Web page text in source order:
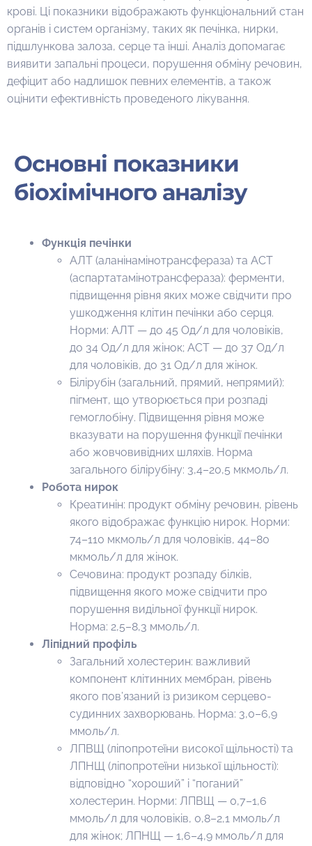
крові. Ці показники відображають функціональний стан
органів і систем організму, таких як печінка, нирки,
підшлункова залоза, серце та інші. Аналіз допомагає
виявити запальні процеси, порушення обміну речовин,
дефіцит або надлишок певних елементів, а також
оцінити ефективність проведеного лікування.
Основні показники
біохімічного аналізу
Функція печінки
АЛТ (аланінамінотрансфераза) та АСТ
(аспартатамінотрансфераза): ферменти,
підвищення рівня яких може свідчити про
ушкодження клітин печінки або серця.
Норми: АЛТ — до 45 Од/л для чоловіків,
до 34 Од/л для жінок; АСТ — до 37 Од/л
для чоловіків, до 31 Од/л для жінок.
Білірубін (загальний, прямий, непрямий):
пігмент, що утворюється при розпаді
гемоглобіну. Підвищення рівня може
вказувати на порушення функції печінки
або жовчовивідних шляхів. Норма
загального білірубіну: 3,4–20,5 мкмоль/л.
Робота нирок
Креатинін: продукт обміну речовин, рівень
якого відображає функцію нирок. Норми:
74–110 мкмоль/л для чоловіків, 44–80
мкмоль/л для жінок.
Сечовина: продукт розпаду білків,
підвищення якого може свідчити про
порушення видільної функції нирок.
Норма: 2,5–8,3 ммоль/л.
Ліпідний профіль
Загальний холестерин: важливий
компонент клітинних мембран, рівень
якого пов’язаний із ризиком серцево-
судинних захворювань. Норма: 3,0–6,9
ммоль/л.
ЛПВЩ (ліпопротеїни високої щільності) та
ЛПНЩ (ліпопротеїни низької щільності):
відповідно “хороший” і “поганий”
холестерин. Норми: ЛПВЩ — 0,7–1,6
ммоль/л для чоловіків, 0,8–2,1 ммоль/л
для жінок; ЛПНЩ — 1,6–4,9 ммоль/л для